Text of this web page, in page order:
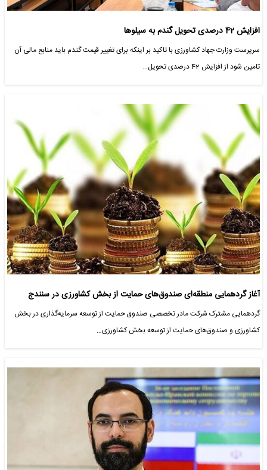
افزایش 42 درصدی تحویل گندم به سیلوها
سرپرست وزارت جهاد کشاورزی با تاکید بر اینکه برای تغییر قیمت گندم باید منابع مالی آن
تامین شود از افزایش 42 درصدی تحویل…
آغاز گردهمایی منطقه‌ای صندوق‌های حمایت از بخش کشاورزی در سنندج
گردهمایی مشترک شرکت مادر تخصصی صندوق حمایت از توسعه سرمایه‌گذاری در بخش
کشاورزی و صندوق‌های حمایت از توسعه بخش کشاورزی…